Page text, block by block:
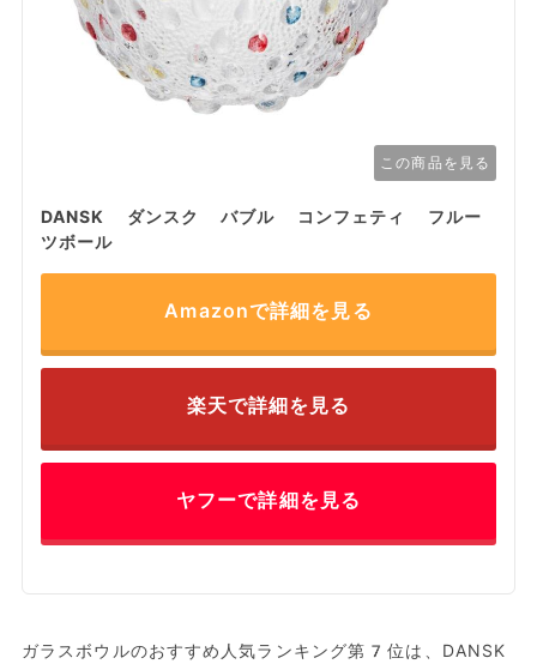
この商品を見る
DANSK ダンスク バブル コンフェティ フルー
ツボール
Amazonで詳細を見る
楽天で詳細を見る
ヤフーで詳細を見る
ガラスボウルのおすすめ人気ランキング第7位は、DANSK